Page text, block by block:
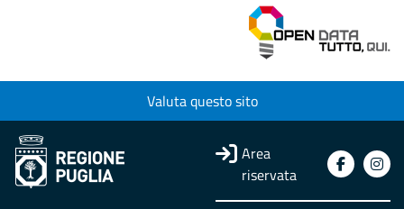
Valuta questo sito
Area
riservata